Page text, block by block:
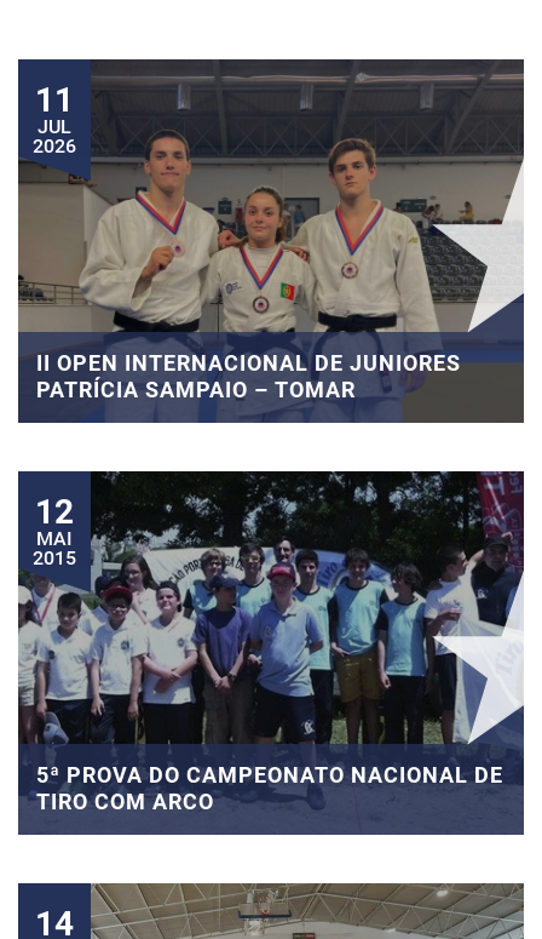
11
JUL
2026
II OPEN INTERNACIONAL DE JUNIORES
PATRÍCIA SAMPAIO – TOMAR
12
MAI
2015
5ª PROVA DO CAMPEONATO NACIONAL DE
TIRO COM ARCO
14